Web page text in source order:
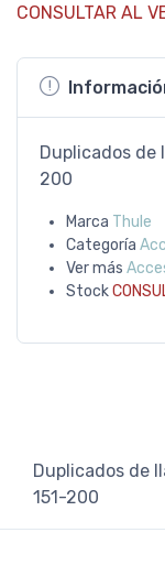
CONSULTAR AL
Duplicados de
200
Marca Thule
Categoría
Ver más
Stock
Duplicados de
151-200